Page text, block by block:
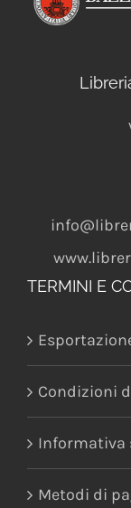
TERMINI E
Condizioni
Informativa
Metodi di